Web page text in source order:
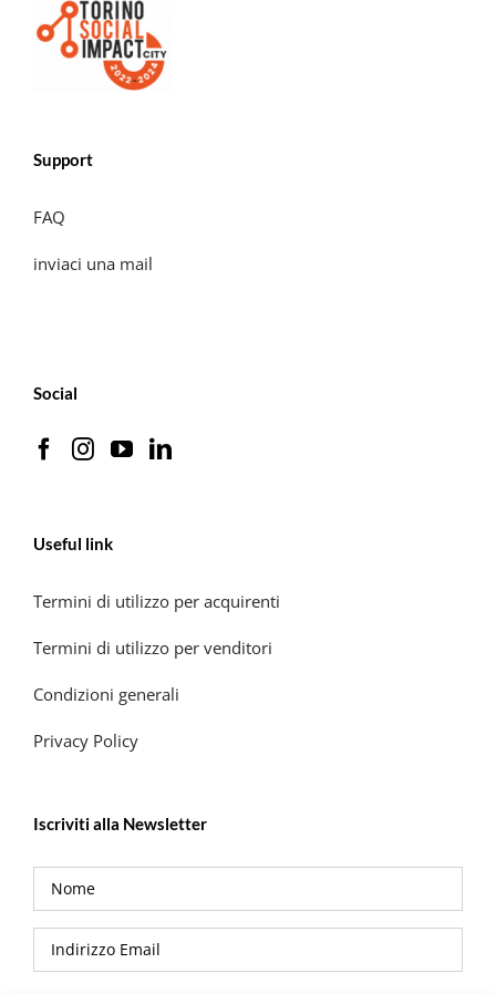
Support
FAQ
inviaci una mail
Social
Useful link
Termini di utilizzo per acquirenti
Termini di utilizzo per venditori
Condizioni generali
Privacy Policy
Iscriviti alla Newsletter